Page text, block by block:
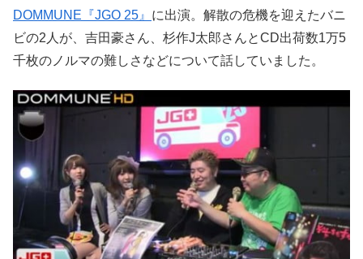
DOMMUNE『JGO 25』 に出演。解散の危機を迎えたバニ
ビの2人が、吉田豪さん、杉作J太郎さんとCD出荷数1万5
千枚のノルマの難しさなどについて話していました。